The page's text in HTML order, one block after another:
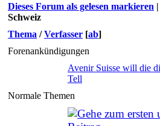
Dieses Forum als gelesen markieren |
Schweiz
Thema /Verfasser [ab]
Forenankündigungen
Avenir Suisse will die
Tell
Normale Themen